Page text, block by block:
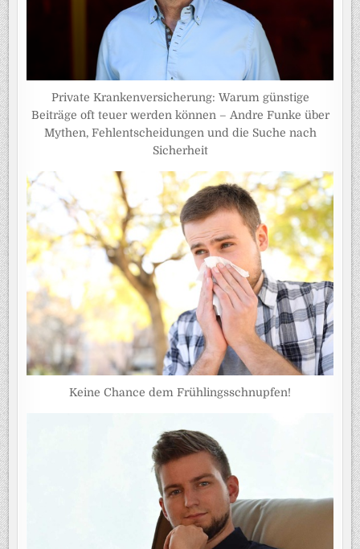
Private Krankenversicherung: Warum günstige
Beiträge oft teuer werden können – Andre Funke über
Mythen, Fehlentscheidungen und die Suche nach
Sicherheit
Keine Chance dem Frühlingsschnupfen!